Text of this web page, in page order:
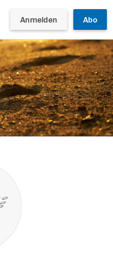
Anmelden Abo